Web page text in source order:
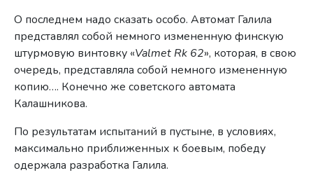
О последнем надо сказать особо. Автомат Галила
представлял собой немного измененную финскую
штурмовую винтовку «Valmet Rk 62», которая, в свою
очередь, представляла собой немного измененную
копию…. Конечно же советского автомата
Калашникова.
По результатам испытаний в пустыне, в условиях,
максимально приближенных к боевым, победу
одержала разработка Галила.